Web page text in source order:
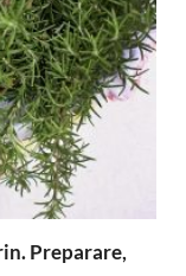
Preparare,